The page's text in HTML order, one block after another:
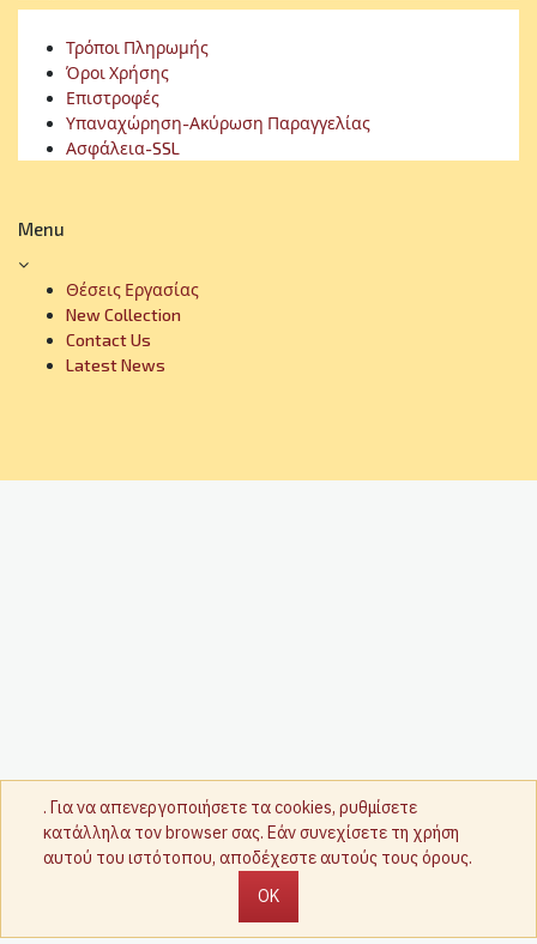
Τρόποι Πληρωμής
Όροι Χρήσης
Επιστροφές
Υπαναχώρηση-Ακύρωση Παραγγελίας
Ασφάλεια-SSL
Menu
Θέσεις Εργασίας
New Collection
Contact Us
Latest News
. Για να απενεργοποιήσετε τα cookies, ρυθμίσετε
κατάλληλα τον browser σας. Εάν συνεχίσετε τη χρήση
αυτού του ιστότοπου, αποδέχεστε αυτούς τους όρους.
OK